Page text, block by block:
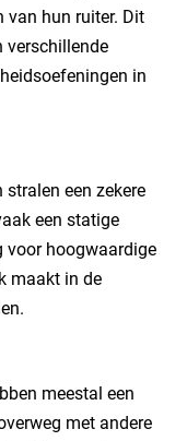
van hun ruiter. Dit
verschillende
in
stralen een zekere
een statige
voor hoogwaardige
maakt in de
meestal een
met andere